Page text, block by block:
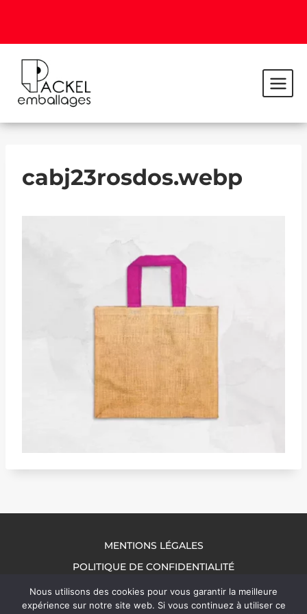
cabj23rosdos.webp
MENTIONS LÉGALES
POLITIQUE DE CONFIDENTIALITÉ
NOUS CONTACTER
Nous utilisons des cookies pour vous garantir la meilleure
expérience sur notre site web. Si vous continuez à utiliser ce